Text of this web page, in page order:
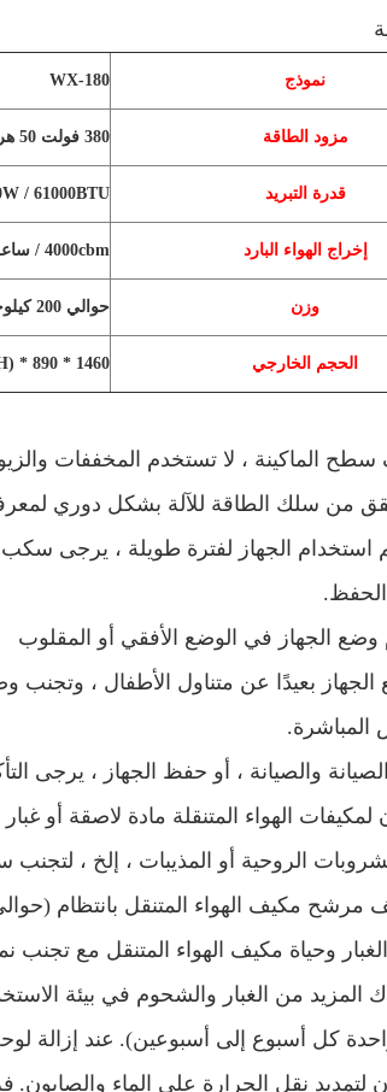
نموذج WX-180
مزود الطاقة 380 فولت 50 هرتز / يمكن تخصيصها
قدرة التبريد / 61000BTU
إخراج الهواء البارد 4000cbm / ساعة
وزن حوالي 200 كيلوجرام
الحجم الخارجي 1460 * 890 * 1100MM (L * W * H)
استخدام الجهاز لفترة طويلة ، يرجى
الحفظ.
بعيدًا عن متناول الأطفال ، وتجنب
لمكيفات الهواء المتنقلة مادة لاصقة أو
الروحية أو المذيبات ، إلخ ، لتجنب
مرشح مكيف الهواء المتنقل بانتظام
وحياة مكيف الهواء المتنقل مع تجنب
المزيد من الغبار والشحوم في بيئة
كل أسبوع إلى أسبوعين). عند إزالة
لتمديد نقل الحرارة على الماء والصابون.